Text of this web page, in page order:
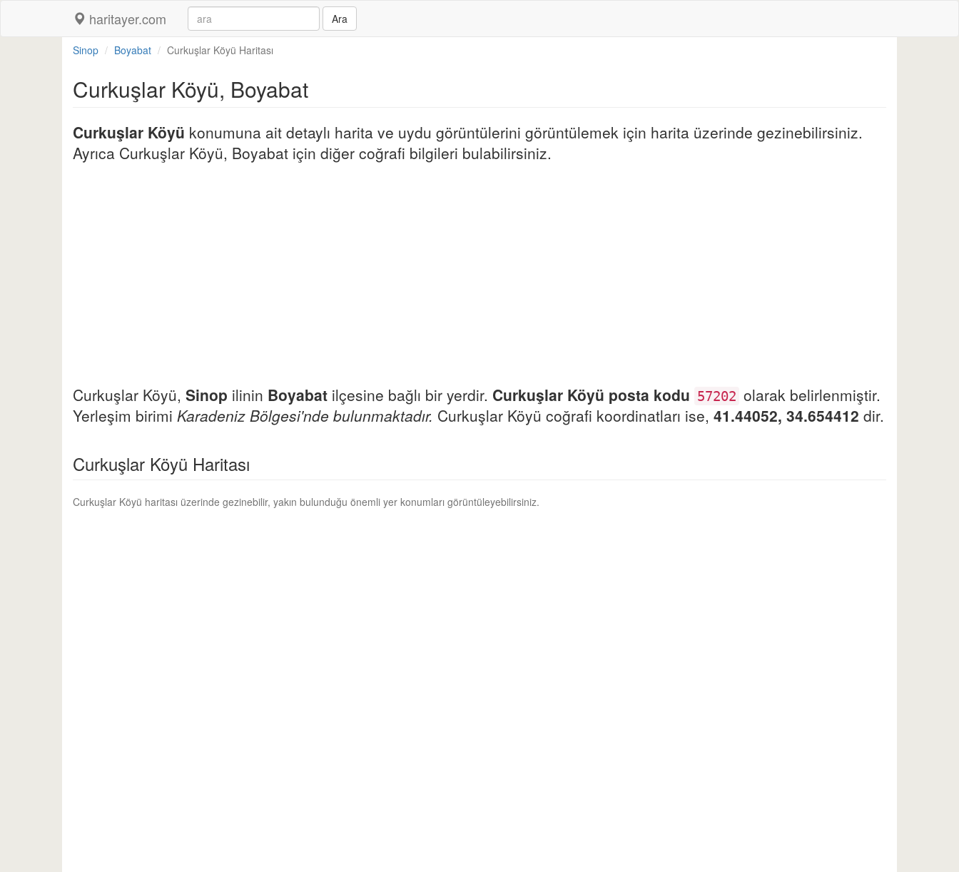
haritayer.com Ara
Sinop Boyabat Curkuşlar Köyü Haritası
Curkuşlar Köyü, Boyabat
Curkuşlar Köyü konumuna ait detaylı harita ve uydu görüntülerini görüntülemek için harita üzerinde gezinebilirsiniz.
Ayrıca Curkuşlar Köyü, Boyabat için diğer coğrafi bilgileri bulabilirsiniz.
Curkuşlar Köyü, Sinop ilinin Boyabat ilçesine bağlı bir yerdir. Curkuşlar Köyü posta kodu 57202 olarak belirlenmiştir.
Yerleşim birimi Karadeniz Bölgesi'nde bulunmaktadır. Curkuşlar Köyü coğrafi koordinatları ise, 41.44052, 34.654412 dir.
Curkuşlar Köyü Haritası
Curkuşlar Köyü haritası üzerinde gezinebilir, yakın bulunduğu önemli yer konumları görüntüleyebilirsiniz.